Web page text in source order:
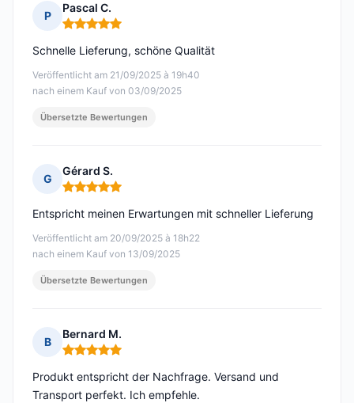
P
Pascal C.
Hinweis: 5 von 5
Veröffentlicht am 21/09/2025 à 19h40
nach einem Kauf von 03/09/2025
Schnelle Lieferung, schöne Qualität
Übersetzte Bewertungen
G
Gérard S.
Hinweis: 5 von 5
Veröffentlicht am 20/09/2025 à 18h22
nach einem Kauf von 13/09/2025
Entspricht meinen Erwartungen mit schneller Lieferung
Übersetzte Bewertungen
B
Bernard M.
Hinweis: 5 von 5
Produkt entspricht der Nachfrage. Versand und
Transport perfekt. Ich empfehle.